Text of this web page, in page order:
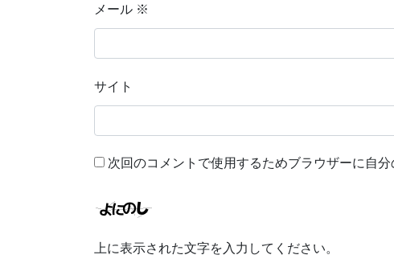
メール ※
サイト
次回のコメントで使用するためブラウザーに自
上に表示された文字を入力してください。